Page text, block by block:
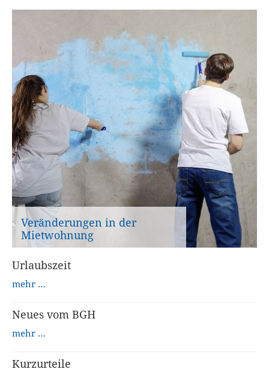
Veränderungen in der
Mietwohnung
Urlaubszeit
mehr …
Neues vom BGH
mehr …
Kurzurteile